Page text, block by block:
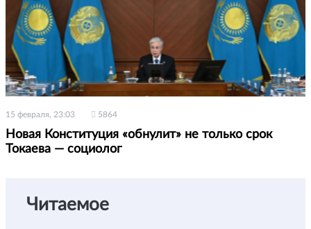
15 февраля, 23:03 5864
Новая Конституция «обнулит» не только срок
Токаева — социолог
Читаемое